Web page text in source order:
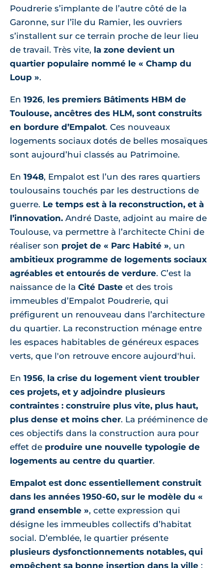
Poudrerie s’implante de l’autre côté de la
Garonne, sur l’île du Ramier, les ouvriers
s’installent sur ce terrain proche de leur lieu
de travail. Très vite, la zone devient un
quartier populaire nommé le « Champ du
Loup ».
En 1926, les premiers Bâtiments HBM de
Toulouse, ancêtres des HLM, sont construits
en bordure d’Empalot. Ces nouveaux
logements sociaux dotés de belles mosaïques
sont aujourd’hui classés au Patrimoine.
En 1948, Empalot est l’un des rares quartiers
toulousains touchés par les destructions de
guerre. Le temps est à la reconstruction, et à
l’innovation. André Daste, adjoint au maire de
Toulouse, va permettre à l’architecte Chini de
réaliser son projet de « Parc Habité », un
ambitieux programme de logements sociaux
agréables et entourés de verdure. C’est la
naissance de la Cité Daste et des trois
immeubles d’Empalot Poudrerie, qui
préfigurent un renouveau dans l’architecture
du quartier. La reconstruction ménage entre
les espaces habitables de généreux espaces
verts, que l'on retrouve encore aujourd'hui.
En 1956, la crise du logement vient troubler
ces projets, et y adjoindre plusieurs
contraintes : construire plus vite, plus haut,
plus dense et moins cher. La prééminence de
ces objectifs dans la construction aura pour
effet de produire une nouvelle typologie de
logements au centre du quartier.
Empalot est donc essentiellement construit
dans les années 1950-60, sur le modèle du «
grand ensemble », cette expression qui
désigne les immeubles collectifs d’habitat
social. D’emblée, le quartier présente
plusieurs dysfonctionnements notables, qui
empêchent sa bonne insertion dans la ville :